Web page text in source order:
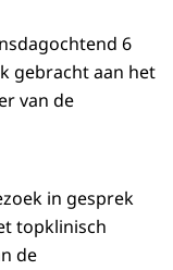
6
gebracht aan het
van de
in gesprek
topklinisch
de